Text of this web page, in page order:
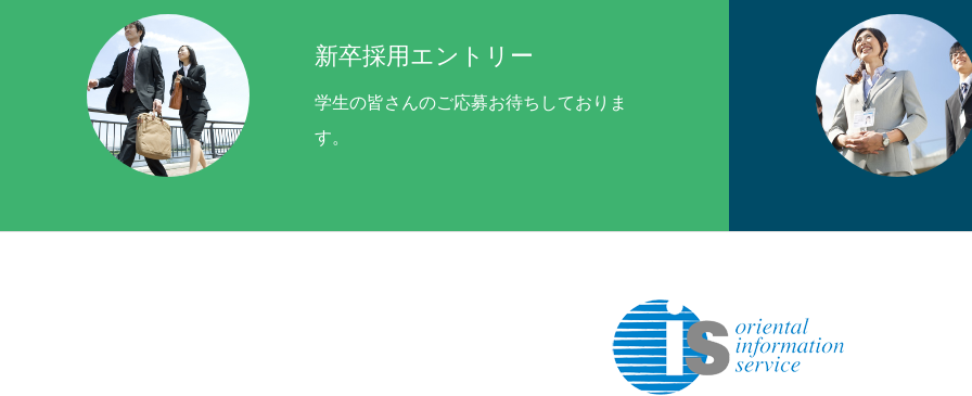
新卒採用エントリー
学生の皆さんのご応募お待ちしておりま
す。